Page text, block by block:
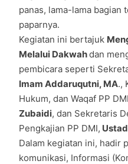
panas, lama-lama bagian
paparnya.
Kegiatan ini bertajuk
Melalui Dakwahdan
pembicara seperti
Imam Addaruqutni, MA.,
Hukum, dan Waqaf PP
Zubaidi, dan Sekretaris
Pengkajian PP DMI,
Dalam kegiatan ini, hadir
komunikasi, Informasi